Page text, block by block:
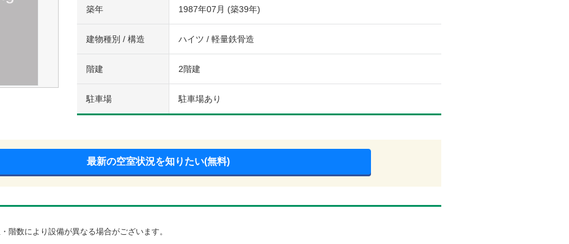
築年 1987年07月 (築39年)
建物種別 / 構造 ハイツ / 軽量鉄骨造
階建 2階建
駐車場 駐車場あり
最新の空室状況を知りたい(無料)
階数により設備が異なる場合がございます。